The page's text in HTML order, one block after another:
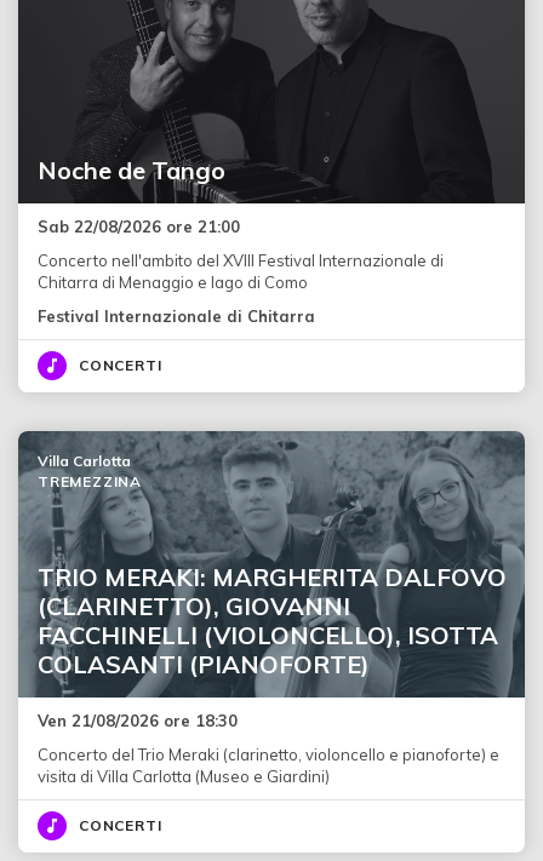
Noche de Tango
Sab 22/08/2026 ore 21:00
Concerto nell'ambito del XVIII Festival Internazionale di
Chitarra di Menaggio e lago di Como
Festival Internazionale di Chitarra
CONCERTI
TRIO MERAKI: MARGHERITA DALFOVO
(CLARINETTO), GIOVANNI
FACCHINELLI (VIOLONCELLO), ISOTTA
COLASANTI (PIANOFORTE)
Villa Carlotta
TREMEZZINA
Ven 21/08/2026 ore 18:30
Concerto del Trio Meraki (clarinetto, violoncello e pianoforte) e
visita di Villa Carlotta (Museo e Giardini)
CONCERTI